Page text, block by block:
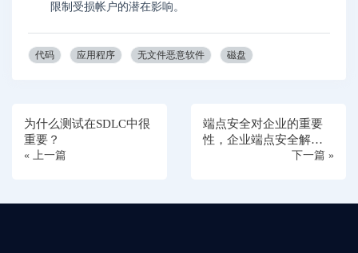
限制受损帐户的潜在影响。
代码 应用程序 无文件恶意软件 磁盘
为什么测试在SDLC中很
重要？
« 上一篇
端点安全对企业的重要
性，企业端点安全解决
方案的主要组件是什下一篇 »